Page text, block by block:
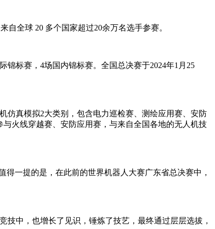
自全球 20 多个国家超过20余万名选手参赛。
锦标赛，4场国内锦标赛。全国总决赛于2024年1月25
仿真模拟2大类别，包含电力巡检赛、测绘应用赛、安防
火线穿越赛、安防应用赛，与来自全国各地的无人机技
一提的是，在此前的世界机器人大赛广东省总决赛中，
中，也增长了见识，锤炼了技艺，最终通过层层选拔，